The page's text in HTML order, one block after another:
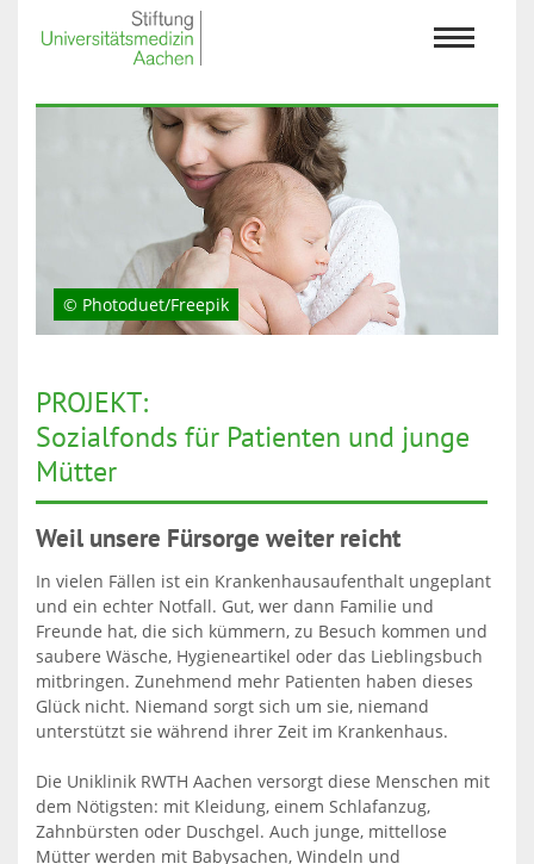
© Photoduet/Freepik
PROJEKT:
Sozialfonds für Patienten und junge
Mütter
Weil unsere Fürsorge weiter reicht
In vielen Fällen ist ein Krankenhausaufenthalt ungeplant
und ein echter Notfall. Gut, wer dann Familie und
Freunde hat, die sich kümmern, zu Besuch kommen und
saubere Wäsche, Hygieneartikel oder das Lieblingsbuch
mitbringen. Zunehmend mehr Patienten haben dieses
Glück nicht. Niemand sorgt sich um sie, niemand
unterstützt sie während ihrer Zeit im Krankenhaus.
Die Uniklinik RWTH Aachen versorgt diese Menschen mit
dem Nötigsten: mit Kleidung, einem Schlafanzug,
Zahnbürsten oder Duschgel. Auch junge, mittellose
Mütter werden mit Babysachen, Windeln und